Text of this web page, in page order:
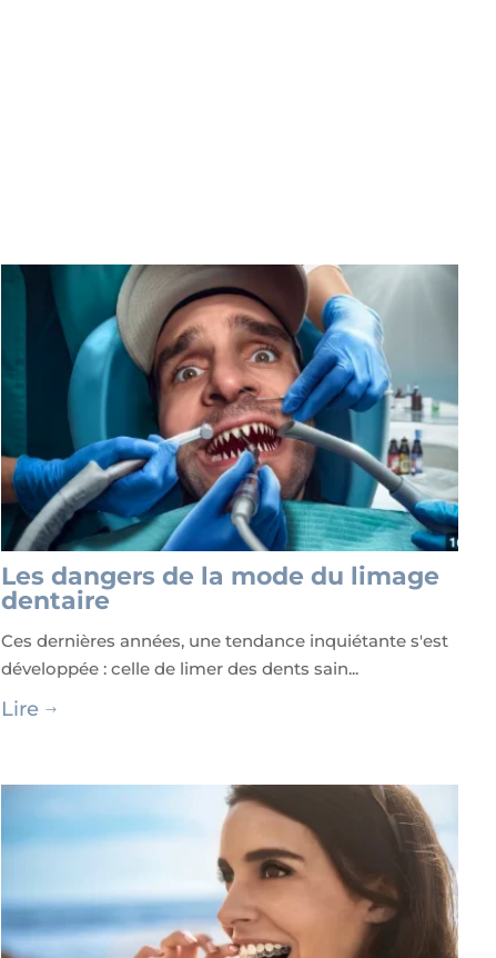
Les dangers de la mode du limage
dentaire
Ces dernières années, une tendance inquiétante s'est
développée : celle de limer des dents sain...
Lire $